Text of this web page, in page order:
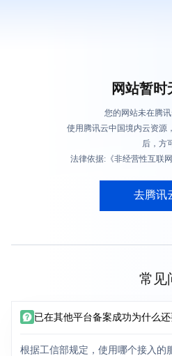
网站暂时
您的网站未在腾
使用腾讯云中国境内云资源
后，方
法律依据:《非经营性互联
去腾讯
常见
已在其他平台备案成功为什么还
根据工信部规定，使用哪个接入的